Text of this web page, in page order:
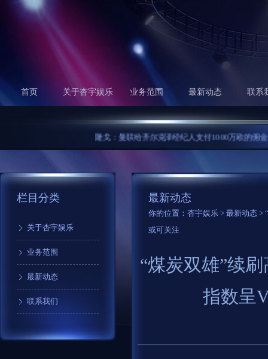
首页 关于杏宇娱乐 业务范围 最新动态 联系
隆戈：曼联给齐尔克泽经纪人支付1000万欧的佣金...
栏目分类
关于杏宇娱乐
业务范围
最新动态
联系我们
最新动态
你的位置： 杏宇娱乐 > 最新动态 >
或可关注
“煤炭双雄”续
指数呈